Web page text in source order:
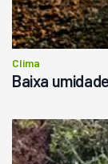
Clima
Baixa